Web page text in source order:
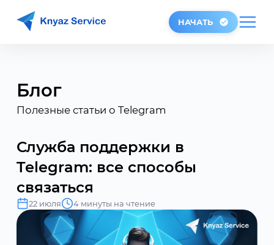
НАЧАТЬ
Блог
Полезные статьи о Telegram
Служба поддержки в
Telegram: все способы
связаться
22 июля 4 минуты на чтение